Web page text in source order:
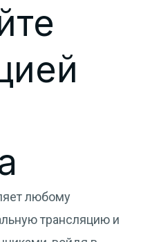
любому
трансляцию и